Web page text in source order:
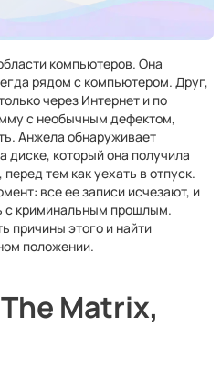
компьютеров. Она
рядом с компьютером. Друг,
через Интернет и по
с необычным дефектом,
Анжела обнаруживает
который она получила
тем как уехать в отпуск.
все ее записи исчезают, и
с криминальным прошлым.
причины этого и найти
положении.
Matrix,